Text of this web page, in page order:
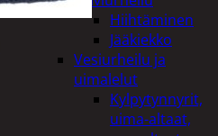
Hiihtäminen
Jääkiekko
Vesiurheilu ja
uimalelut
Kylpytynnyrit,
uima-altaat,